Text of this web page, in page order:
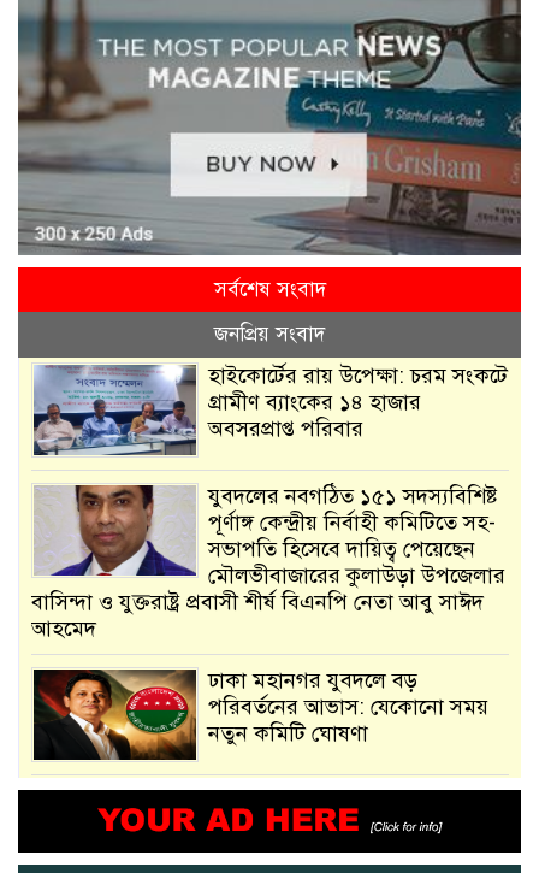
সর্বশেষ সংবাদ
জনপ্রিয় সংবাদ
হাইকোর্টের রায় উপেক্ষা: চরম সংকটে
গ্রামীণ ব্যাংকের ১৪ হাজার
অবসরপ্রাপ্ত পরিবার
যুবদলের নবগঠিত ১৫১ সদস্যবিশিষ্ট
পূর্ণাঙ্গ কেন্দ্রীয় নির্বাহী কমিটিতে সহ-
সভাপতি হিসেবে দায়িত্ব পেয়েছেন
মৌলভীবাজারের কুলাউড়া উপজেলার
বাসিন্দা ও যুক্তরাষ্ট্র প্রবাসী শীর্ষ বিএনপি নেতা আবু সাঈদ
আহমেদ
ঢাকা মহানগর যুবদলে বড়
পরিবর্তনের আভাস: যেকোনো সময়
নতুন কমিটি ঘোষণা
মানুষের উপকার হয় : প্রধানমন্ত্রী